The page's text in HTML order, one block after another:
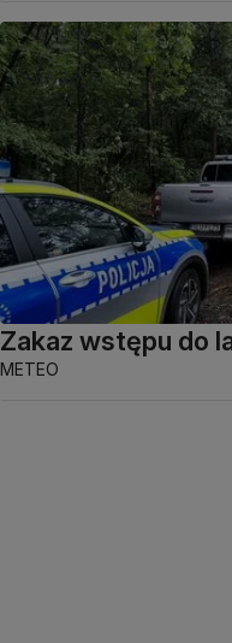
Zakaz wstępu do
METEO